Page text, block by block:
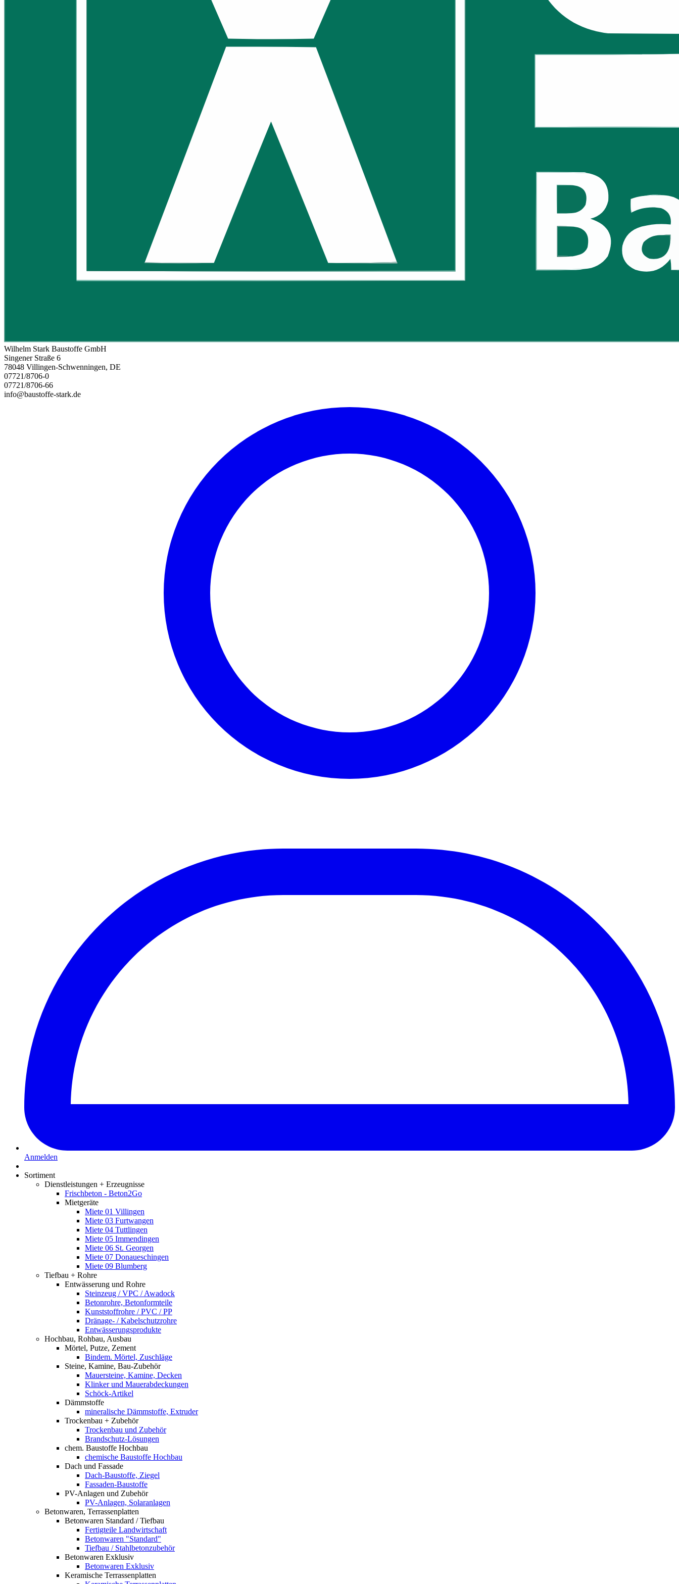
Wilhelm Stark Baustoffe GmbH
Singener Straße 6
78048 Villingen-Schwenningen, DE
07721/8706-0
07721/8706-66
info@baustoffe-stark.de
Anmelden
Sortiment
Dienstleistungen + Erzeugnisse
Frischbeton - Beton2Go
Mietgeräte
Miete 01 Villingen
Miete 03 Furtwangen
Miete 04 Tuttlingen
Miete 05 Immendingen
Miete 06 St. Georgen
Miete 07 Donaueschingen
Miete 09 Blumberg
Tiefbau + Rohre
Entwässerung und Rohre
Steinzeug / VPC / Awadock
Betonrohre, Betonformteile
Kunststoffrohre / PVC / PP
Dränage- / Kabelschutzrohre
Entwässerungsprodukte
Hochbau, Rohbau, Ausbau
Mörtel, Putze, Zement
Bindem. Mörtel, Zuschläge
Steine, Kamine, Bau-Zubehör
Mauersteine, Kamine, Decken
Klinker und Mauerabdeckungen
Schöck-Artikel
Dämmstoffe
mineralische Dämmstoffe, Extruder
Trockenbau + Zubehör
Trockenbau und Zubehör
Brandschutz-Lösungen
chem. Baustoffe Hochbau
chemische Baustoffe Hochbau
Dach und Fassade
Dach-Baustoffe, Ziegel
Fassaden-Baustoffe
PV-Anlagen und Zubehör
PV-Anlagen, Solaranlagen
Betonwaren, Terrassenplatten
Betonwaren Standard / Tiefbau
Fertigteile Landwirtschaft
Betonwaren "Standard"
Tiefbau / Stahlbetonzubehör
Betonwaren Exklusiv
Betonwaren Exklusiv
Keramische Terrassenplatten